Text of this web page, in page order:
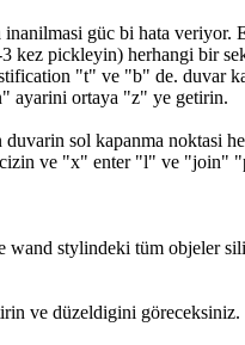
güc bi hata veriyor.
kez pickleyin) herhangi bir
"t" ve "b" de. duvar
ayarini ortaya "z" ye getirin.
sol kapanma noktasi
ve "x" enter "l" ve "join"
wand stylindeki tüm objeler
ve düzeldigini